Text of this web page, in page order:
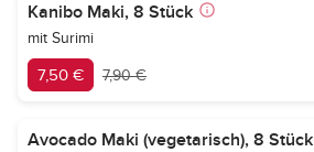
Kanibo Maki, 8 Stück
mit Surimi
7,50 € 7,90 €
Avocado Maki (vegetarisch), 8 Stück